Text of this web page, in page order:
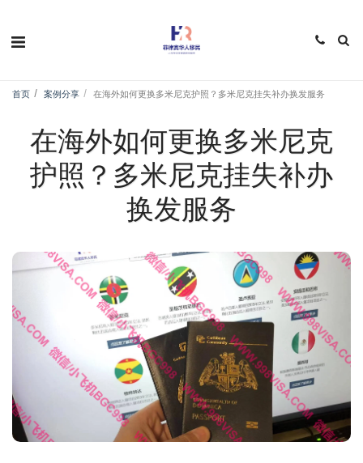
首页 案例分享 在海外如何更换多米尼克护照？多米尼克挂失补办换发服务
在海外如何更换多米尼克
护照？多米尼克挂失补办
换发服务